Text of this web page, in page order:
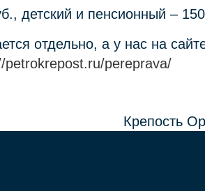
детский и пенсионный –
отдельно, а у нас на
petrokrepost.ru/pereprava/